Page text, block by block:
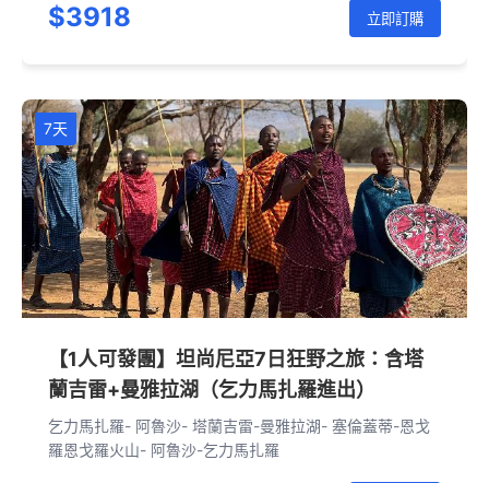
$3918 立即訂購
7天
【1人可發團】坦尚尼亞7日狂野之旅：含塔
蘭吉雷+曼雅拉湖（乞力馬扎羅進出）
乞力馬扎羅- 阿魯沙- 塔蘭吉雷-曼雅拉湖- 塞倫蓋蒂-恩戈
羅恩戈羅火山- 阿魯沙-乞力馬扎羅